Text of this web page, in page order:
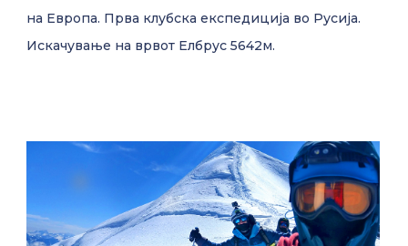
на Европа. Прва клубска експедиција во Русија.
Искачување на врвот Елбрус 5642м.